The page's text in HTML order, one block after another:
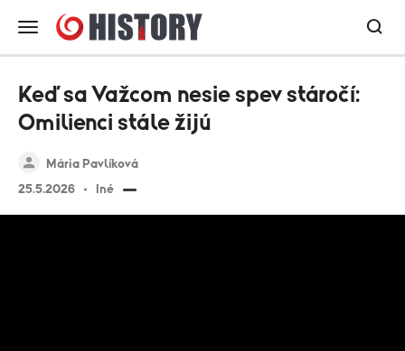
Mária Pavlíková
25.5.2026
Iné
Keď sa Važcom nesie spev stáročí:
Omilienci stále žijú